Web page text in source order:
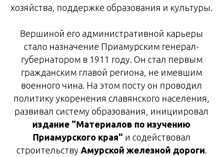
хозяйства, поддержке образования и культуры.
Вершиной его административной карьеры
стало назначение Приамурским генерал-
губернатором в 1911 году. Он стал первым
гражданским главой региона, не имевшим
военного чина. На этом посту он проводил
политику укоренения славянского населения,
развивал систему образования, инициировал
издание "Материалов по изучению
Приамурского края" и содействовал
строительству Амурской железной дороги